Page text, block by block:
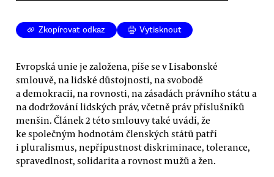
Zkopírovat odkaz Vytisknout
Evropská unie je založena, píše se v Lisabonské
smlouvě, na lidské důstojnosti, na svobodě
a demokracii, na rovnosti, na zásadách právního státu a
na dodržování lidských práv, včetně práv příslušníků
menšin. Článek 2 této smlouvy také uvádí, že
ke společným hodnotám členských států patří
i pluralismus, nepřípustnost diskriminace, tolerance,
spravedlnost, solidarita a rovnost mužů a žen.